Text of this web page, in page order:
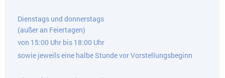
Dienstags und donnerstags
(außer an Feiertagen)
von 15:00 Uhr bis 18:00 Uhr
sowie jeweils eine halbe Stunde vor Vorstellungsbeginn